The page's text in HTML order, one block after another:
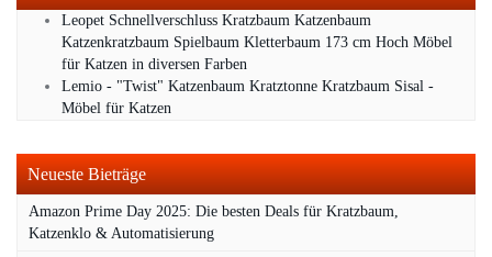
Leopet Schnellverschluss Kratzbaum Katzenbaum
Katzenkratzbaum Spielbaum Kletterbaum 173 cm Hoch Möbel
für Katzen in diversen Farben
Lemio - "Twist" Katzenbaum Kratztonne Kratzbaum Sisal -
Möbel für Katzen
Neueste Bieträge
Amazon Prime Day 2025: Die besten Deals für Kratzbaum,
Katzenklo & Automatisierung